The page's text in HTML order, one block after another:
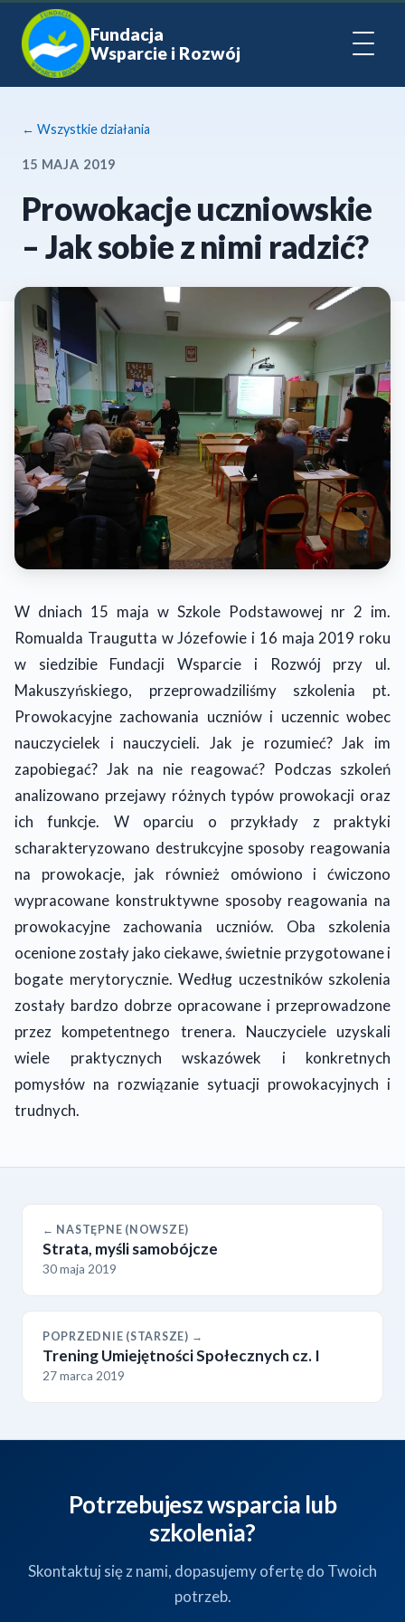
Fundacja
Wsparcie i Rozwój
← Wszystkie działania
15 MAJA 2019
Prowokacje uczniowskie
– Jak sobie z nimi radzić?
W dniach 15 maja w Szkole Podstawowej nr 2 im.
Romualda Traugutta w Józefowie i 16 maja 2019 roku
w siedzibie Fundacji Wsparcie i Rozwój przy ul.
Makuszyńskiego, przeprowadziliśmy szkolenia pt.
Prowokacyjne zachowania uczniów i uczennic wobec
nauczycielek i nauczycieli. Jak je rozumieć? Jak im
zapobiegać? Jak na nie reagować? Podczas szkoleń
analizowano przejawy różnych typów prowokacji oraz
ich funkcje. W oparciu o przykłady z praktyki
scharakteryzowano destrukcyjne sposoby reagowania
na prowokacje, jak również omówiono i ćwiczono
wypracowane konstruktywne sposoby reagowania na
prowokacyjne zachowania uczniów. Oba szkolenia
ocenione zostały jako ciekawe, świetnie przygotowane i
bogate merytorycznie. Według uczestników szkolenia
zostały bardzo dobrze opracowane i przeprowadzone
przez kompetentnego trenera. Nauczyciele uzyskali
wiele praktycznych wskazówek i konkretnych
pomysłów na rozwiązanie sytuacji prowokacyjnych i
trudnych.
← NASTĘPNE (NOWSZE)
Strata, myśli samobójcze
30 maja 2019
POPRZEDNIE (STARSZE) →
Trening Umiejętności Społecznych cz. I
27 marca 2019
Potrzebujesz wsparcia lub
szkolenia?
Skontaktuj się z nami, dopasujemy ofertę do Twoich
potrzeb.